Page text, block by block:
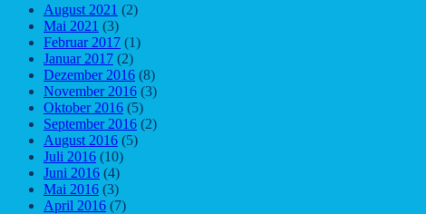
August 2021 (2)
Mai 2021 (3)
Februar 2017 (1)
Januar 2017 (2)
Dezember 2016 (8)
November 2016 (3)
Oktober 2016 (5)
September 2016 (2)
August 2016 (5)
Juli 2016 (10)
Juni 2016 (4)
Mai 2016 (3)
April 2016 (7)